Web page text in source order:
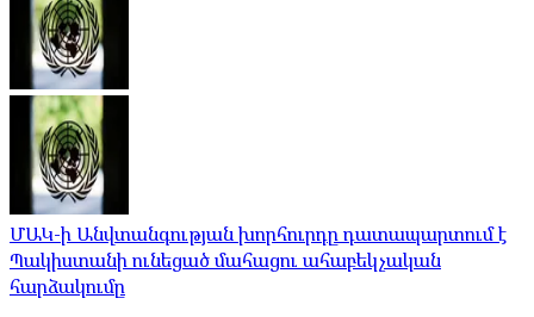
ՄԱԿ-ի Անվտանգության խորհուրդը դատապարտում է
Պակիստանի ունեցած մահացու ահաբեկչական
հարձակումը